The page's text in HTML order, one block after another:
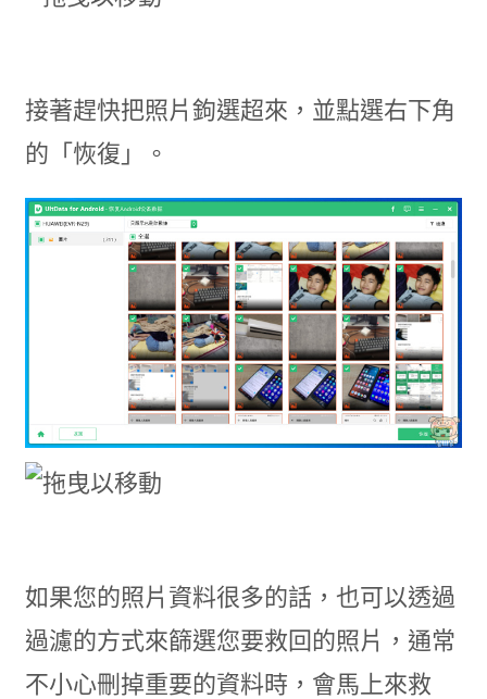
接著趕快把照片鉤選超來，並點選右下角
的「恢復」。
如果您的照片資料很多的話，也可以透過
過濾的方式來篩選您要救回的照片，通常
不小心刪掉重要的資料時，會馬上來救